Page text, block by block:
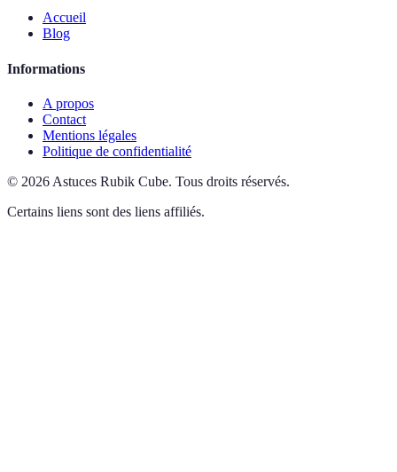
Accueil
Blog
Informations
A propos
Contact
Mentions légales
Politique de confidentialité
© 2026 Astuces Rubik Cube. Tous droits réservés.
Certains liens sont des liens affiliés.